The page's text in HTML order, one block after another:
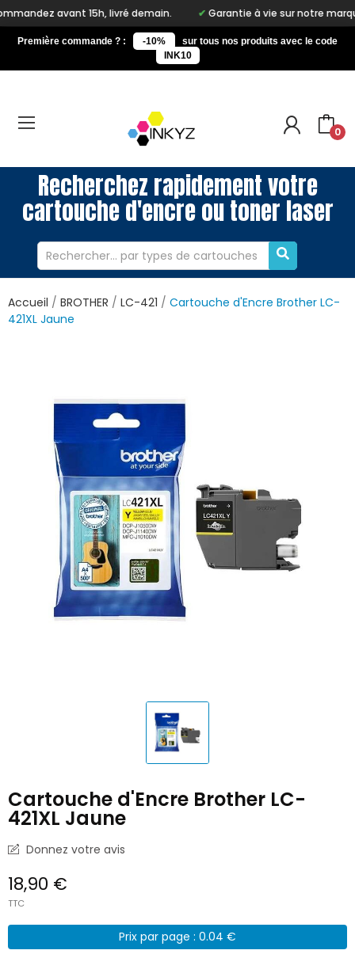
15h, livré demain. Garantie à vie sur notre marque Inkyz
Première commande ? : -10%
sur tous nos produits avec le code
INK10
0
Recherchez rapidement votre
cartouche d'encre ou toner laser
Accueil BROTHER LC-421
Cartouche d'Encre Brother LC-
421XL Jaune
Cartouche d'Encre Brother LC-
421XL Jaune
Donnez votre avis
18,90 €
TTC
Prix par page : 0.04 €